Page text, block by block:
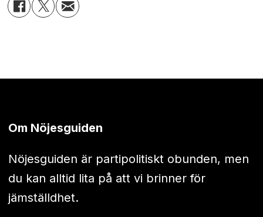
Om Nöjesguiden
Nöjesguiden är partipolitiskt obunden, men
du kan alltid lita på att vi brinner för
jämställdhet.